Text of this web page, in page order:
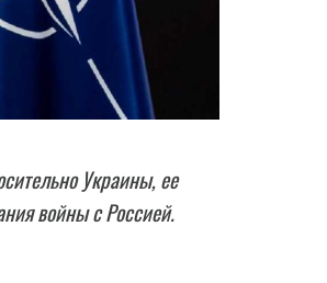
Украины, ее
войны с Россией.